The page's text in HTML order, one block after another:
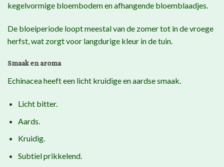
kegelvormige bloembodem en afhangende bloemblaadjes.
De bloeiperiode loopt meestal van de zomer tot in de vroege
herfst, wat zorgt voor langdurige kleur in de tuin.
Smaak en aroma
Echinacea heeft een licht kruidige en aardse smaak.
Licht bitter.
Aards.
Kruidig.
Subtiel prikkelend.